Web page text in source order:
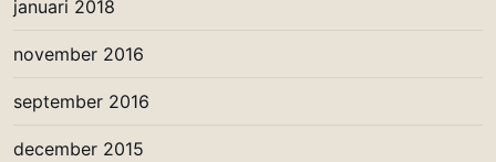
januari 2018
november 2016
september 2016
december 2015